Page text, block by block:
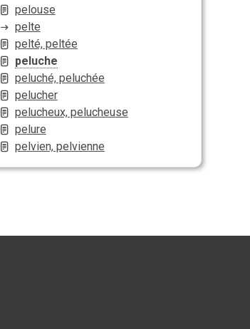
pelouse
pelte
pelté, peltée
peluche
peluché, peluchée
pelucher
pelucheux, pelucheuse
pelure
pelvien, pelvienne